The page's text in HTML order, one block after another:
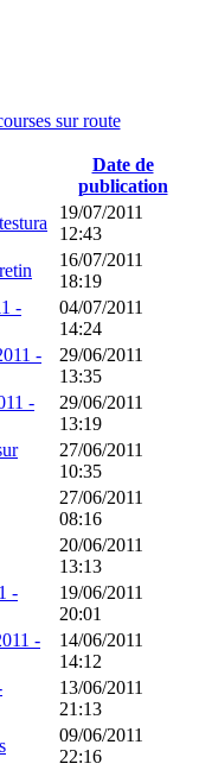
sur route
Date de
publication
19/07/2011
12:43
16/07/2011
18:19
-
04/07/2011
14:24
-
29/06/2011
13:35
-
29/06/2011
13:19
27/06/2011
10:35
27/06/2011
08:16
20/06/2011
13:13
-
19/06/2011
20:01
-
14/06/2011
14:12
13/06/2011
21:13
09/06/2011
22:16